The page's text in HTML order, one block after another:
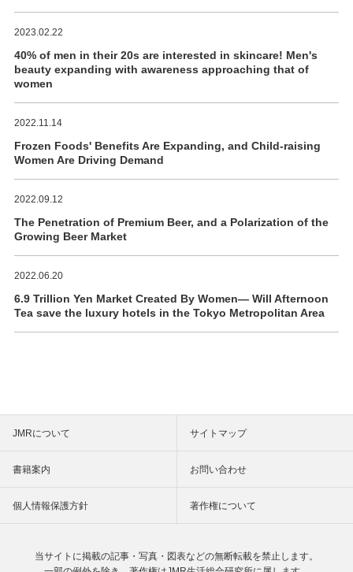
2023.02.22
40% of men in their 20s are interested in skincare! Men's
beauty expanding with awareness approaching that of
women
2022.11.14
Frozen Foods' Benefits Are Expanding, and Child-raising
Women Are Driving Demand
2022.09.12
The Penetration of Premium Beer, and a Polarization of the
Growing Beer Market
2022.06.20
6.9 Trillion Yen Market Created By Women― Will Afternoon
Tea save the luxury hotels in the Tokyo Metropolitan Area
JMRについて サイトマップ
書籍案内 お問い合わせ
個人情報保護方針 著作権について
当サイトに掲載の記事・写真・図表などの無断転載を禁止します。